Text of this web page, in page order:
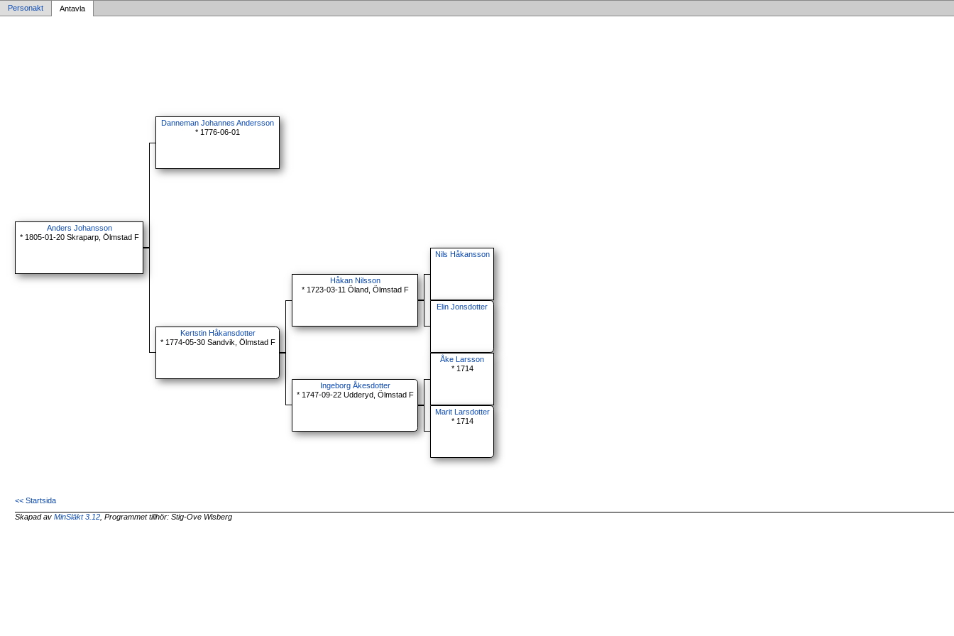
Personakt Antavla
Anders Johansson
* 1805-01-20 Skraparp, Ölmstad F
Danneman Johannes Andersson
* 1776-06-01
Kertstin Håkansdotter
* 1774-05-30 Sandvik, Ölmstad F
Håkan Nilsson
* 1723-03-11 Öland, Ölmstad F
Nils Håkansson
Elin Jonsdotter
Ingeborg Åkesdotter
* 1747-09-22 Udderyd, Ölmstad F
Åke Larsson
* 1714
Marit Larsdotter
* 1714
<< Startsida
Skapad avMinSläkt 3.12 , Programmet tillhör: Stig-Ove Wisberg